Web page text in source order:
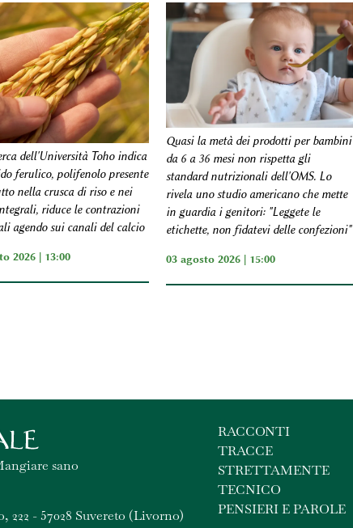
dell'Università Toho indica
ferulico, polifenolo presente
nella crusca di riso e nei
riduce le contrazioni
agendo sui canali del calcio
2026 | 13:00
Quasi la metà dei prodotti per bambini
da 6 a 36 mesi non rispetta gli
standard nutrizionali dell'OMS. Lo
rivela uno studio americano che mette
in guardia i genitori: "Leggete le
etichette, non fidatevi delle confezioni"
03 agosto 2026 | 15:00
sano
222 - 57028 Suvereto (Livorno)
RACCONTI
TRACCE
STRETTAMENTE
TECNICO
PENSIERI E PAROLE